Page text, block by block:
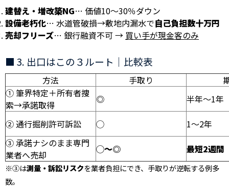
建替え・増改築NG… 価値10〜30％ダウン
設備老朽化… 水道管破損→敷地内漏水で自己負担数十万円
売却フリーズ… 銀行融資不可 → 買い手が現金客のみ
■ 3. 出口はこの３ルート｜比較表
方法 手取り
① 筆界特定＋所有者捜
索→承諾取得
◎ 半年〜1年
② 通行掘削許可訴訟 ◯
1〜2年
③ 承諾ナシのまま専門
業者へ売却
◯〜◎ 最短2週間
※③は測量・訴訟リスクを業者負担にでき、手取りが逆転する例多
数。